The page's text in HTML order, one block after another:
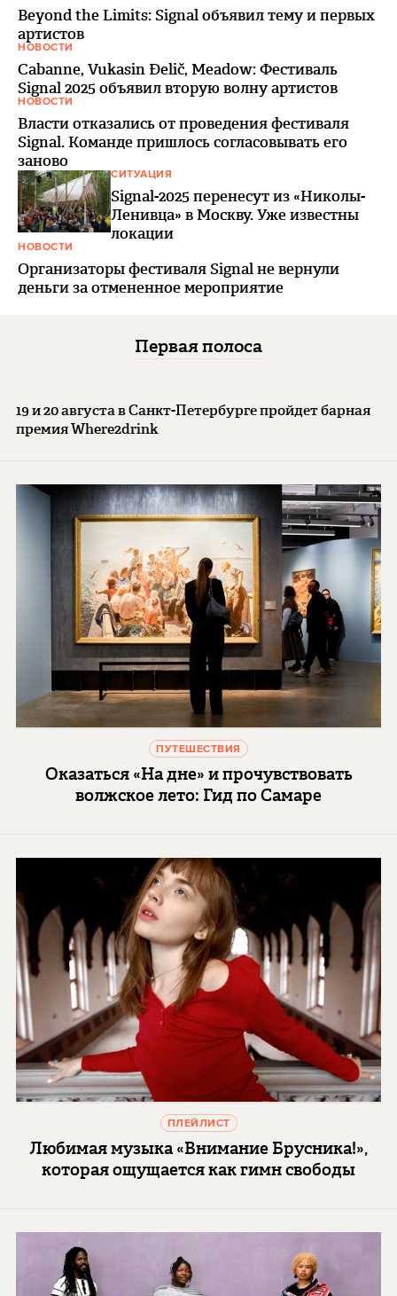
Beyond the Limits: Signal объявил тему и первых
артистов
НОВОСТИ
Cabanne, Vukasin Ðelič, Meadow: Фестиваль
Signal 2025 объявил вторую волну артистов
НОВОСТИ
Власти отказались от проведения фестиваля
Signal. Команде пришлось согласовывать его
заново
СИТУАЦИЯ
Signal-2025 перенесут из «Николы-
Ленивца» в Москву. Уже известны
локации
НОВОСТИ
Организаторы фестиваля Signal не вернули
деньги за отмененное мероприятие
Первая полоса
19 и 20 августа в Санкт-Петербурге пройдет барная
премия Where2drink
ПУТЕШЕСТВИЯ
Оказаться «На дне» и прочувствовать
волжское лето: Гид по Самаре
ПЛЕЙЛИСТ
Любимая музыка «Внимание Брусника!»,
которая ощущается как гимн свободы